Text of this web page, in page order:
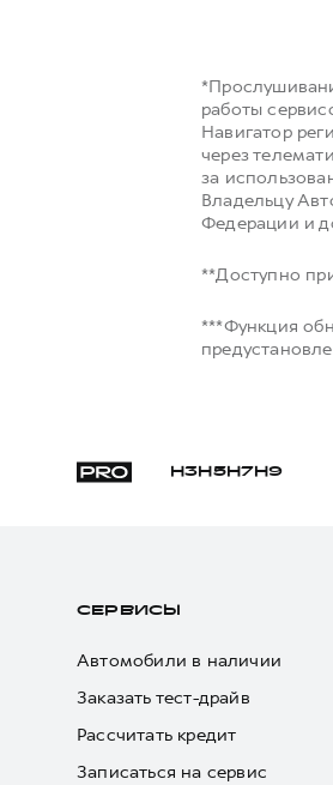
работы
Навигатор
через
за
Владельцу
Федерации и
**Доступно
***Функция
H3 H5H7 H9
СЕРВИСЫ
Автомобили в наличии
Заказать тест-драйв
Рассчитать кредит
Записаться на сервис